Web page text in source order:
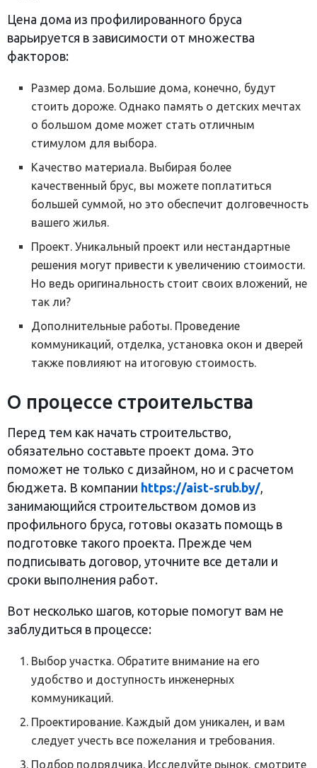
Цена дома из профилированного бруса
варьируется в зависимости от множества
факторов:
Размер дома. Большие дома, конечно, будут
стоить дороже. Однако память о детских мечтах
о большом доме может стать отличным
стимулом для выбора.
Качество материала. Выбирая более
качественный брус, вы можете поплатиться
большей суммой, но это обеспечит долговечность
вашего жилья.
Проект. Уникальный проект или нестандартные
решения могут привести к увеличению стоимости.
Но ведь оригинальность стоит своих вложений, не
так ли?
Дополнительные работы. Проведение
коммуникаций, отделка, установка окон и дверей
также повлияют на итоговую стоимость.
О процессе строительства
Перед тем как начать строительство,
обязательно составьте проект дома. Это
поможет не только с дизайном, но и с расчетом
бюджета. В компании https://aist-srub.by/,
занимающийся строительством домов из
профильного бруса, готовы оказать помощь в
подготовке такого проекта. Прежде чем
подписывать договор, уточните все детали и
сроки выполнения работ.
Вот несколько шагов, которые помогут вам не
заблудиться в процессе:
Выбор участка. Обратите внимание на его
удобство и доступность инженерных
коммуникаций.
Проектирование. Каждый дом уникален, и вам
следует учесть все пожелания и требования.
Подбор подрядчика. Исследуйте рынок, смотрите